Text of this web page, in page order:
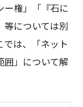
ー権」「『石に
等については別
は、「ネット
囲」について解